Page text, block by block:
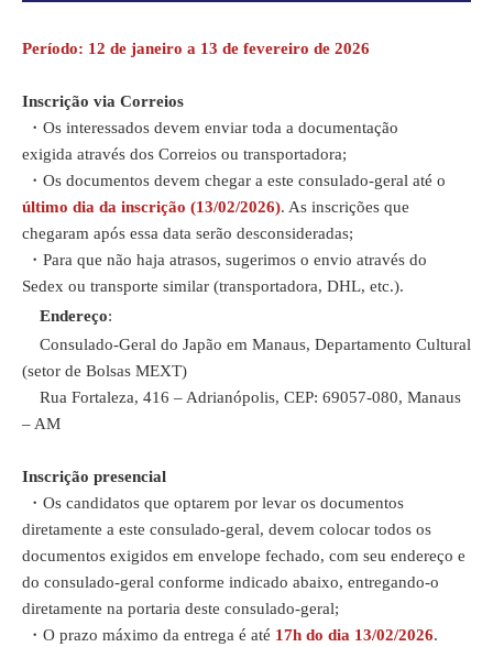
Período: 12 de janeiro a 13 de fevereiro de 2026
Inscrição via Correios
・Os interessados devem enviar toda a documentação
exigida através dos Correios ou transportadora;
・Os documentos devem chegar a este consulado-geral até o
último dia da inscrição (13/02/2026). As inscrições que
chegaram após essa data serão desconsideradas;
・Para que não haja atrasos, sugerimos o envio através do
Sedex ou transporte similar (transportadora, DHL, etc.).
Endereço:
Consulado-Geral do Japão em Manaus, Departamento Cultural
(setor de Bolsas MEXT)
Rua Fortaleza, 416 – Adrianópolis, CEP: 69057-080, Manaus
– AM
Inscrição presencial
・Os candidatos que optarem por levar os documentos
diretamente a este consulado-geral, devem colocar todos os
documentos exigidos em envelope fechado, com seu endereço e
do consulado-geral conforme indicado abaixo, entregando-o
diretamente na portaria deste consulado-geral;
・O prazo máximo da entrega é até 17h do dia 13/02/2026.